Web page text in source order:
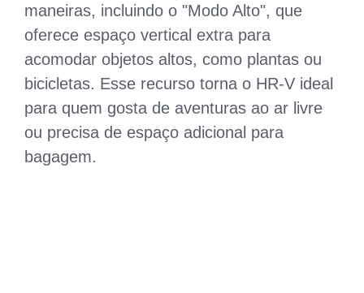
maneiras, incluindo o "Modo Alto", que
oferece espaço vertical extra para
acomodar objetos altos, como plantas ou
bicicletas. Esse recurso torna o HR-V ideal
para quem gosta de aventuras ao ar livre
ou precisa de espaço adicional para
bagagem.